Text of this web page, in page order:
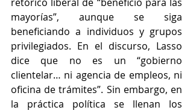
mayorías”, aunque se siga
beneficiando a individuos y grupos
privilegiados. En el discurso, Lasso
dice que no es un “gobierno
clientelar… ni agencia de empleos, ni
oficina de trámites”. Sin embargo, en
la práctica política se llenan los